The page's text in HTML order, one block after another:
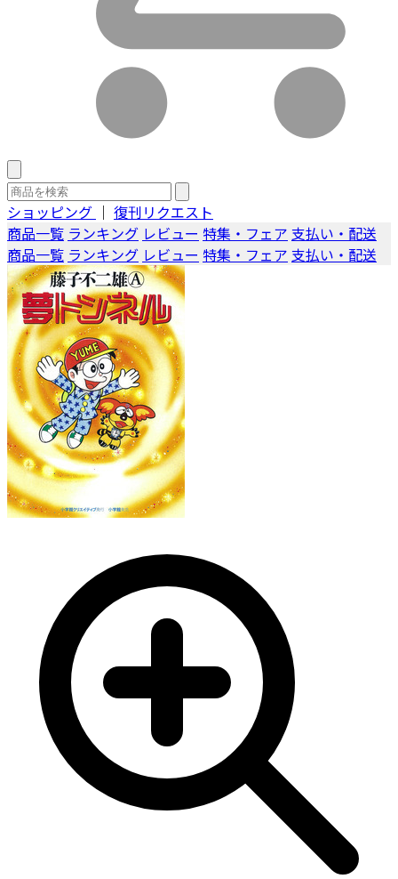
ショッピング ｜ 復刊リクエスト
商品一覧 ランキング レビュー 特集・フェア 支払い・配送
商品一覧 ランキング レビュー 特集・フェア 支払い・配送